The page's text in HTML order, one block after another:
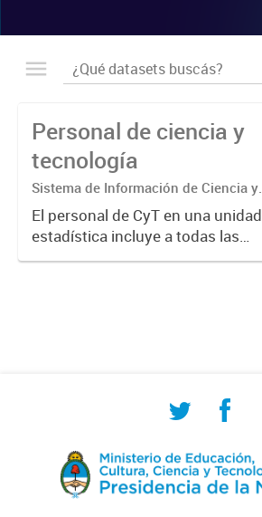
Personal de ciencia y
tecnología
Sistema de Información de Ciencia y
Tecnología Argentino (SICYTAR)
El personal de CyT en una unidad
estadística incluye a todas las
personas involucradas